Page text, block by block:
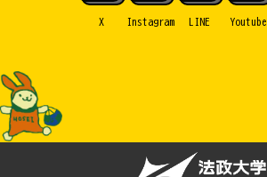
X Instagram LINE Youtube